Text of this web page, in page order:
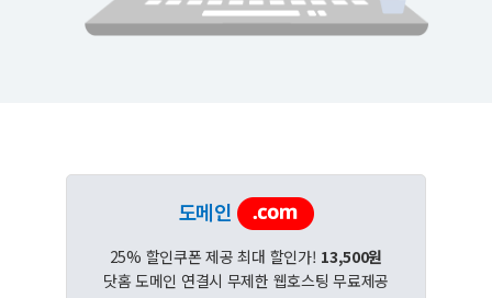
도메인
25% 할인쿠폰 제공 최대 할인가! 13,500원
닷홈 도메인 연결시 무제한 웹호스팅 무료제공